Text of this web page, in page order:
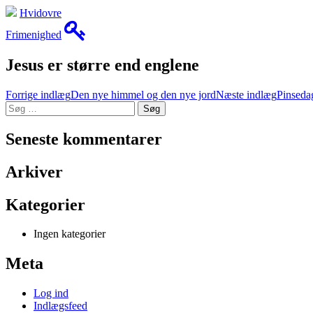
Hvidovre
Frimenighed
Jesus er større end englene
Indlæg
navigation
Forrige indlægDen nye himmel og den nye jordNæste indlæg
Søg
efter:
Seneste kommentarer
Arkiver
Kategorier
Ingen kategorier
Meta
Log ind
Indlægsfeed